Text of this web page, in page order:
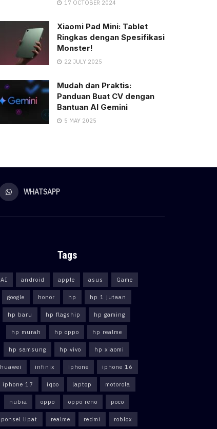
17 OCTOBER 2024
Xiaomi Pad Mini: Tablet
Ringkas dengan Spesifikasi
Monster!
22 JULY 2025
Mudah dan Praktis:
Panduan Buat CV dengan
Bantuan AI Gemini
5 MAY 2025
WHATSAPP
Tags
AI android apple asus Game
google honor hp hp 1 jutaan
hp baru hp flagship hp gaming
hp murah hp oppo hp realme
hp samsung hp vivo hp xiaomi
huawei infinix iphone iphone 16
iphone 17 iqoo laptop motorola
nubia oppo oppo reno poco
ponsel lipat realme redmi roblox